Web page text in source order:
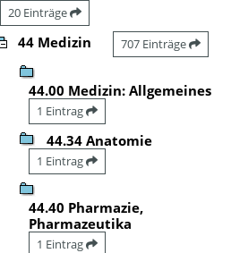
20 Einträge
44 Medizin 707 Einträge
44.00 Medizin: Allgemeines
1 Eintrag
44.34 Anatomie
1 Eintrag
44.40 Pharmazie,
Pharmazeutika
1 Eintrag